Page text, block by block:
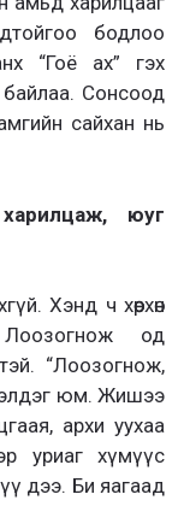
бодлоо
“Гоё ах” гэх
байлаа. Сонсоод
сайхан нь
юуг
Хэнд ч хөөрхөн
од
“Лоозогнож,
юм. Жишээ
архи уухаа
уриаг хүмүүс
дээ. Би яагаад